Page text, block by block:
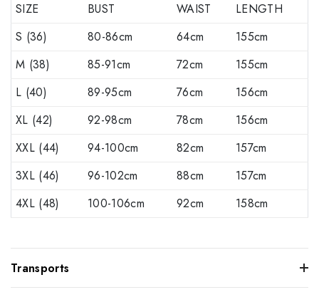
SIZE
BUST
WAIST
LENGTH
S (36)
80-86cm 64cm
155cm
M (38)
85-91cm 72cm
155cm
L (40)
89-95cm 76cm
156cm
XL (42)
92-98cm 78cm
156cm
XXL (44)
94-100cm 82cm
157cm
3XL (46)
96-102cm 88cm
157cm
4XL (48)
100-106cm 92cm 158cm
Transports